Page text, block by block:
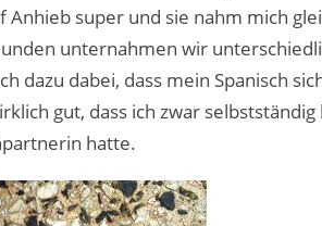
super und sie nahm mich
unternahmen wir
dazu dabei, dass mein Spanisch
gut, dass ich zwar selbstständig
hatte.